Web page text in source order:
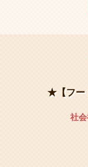
★【フー
社